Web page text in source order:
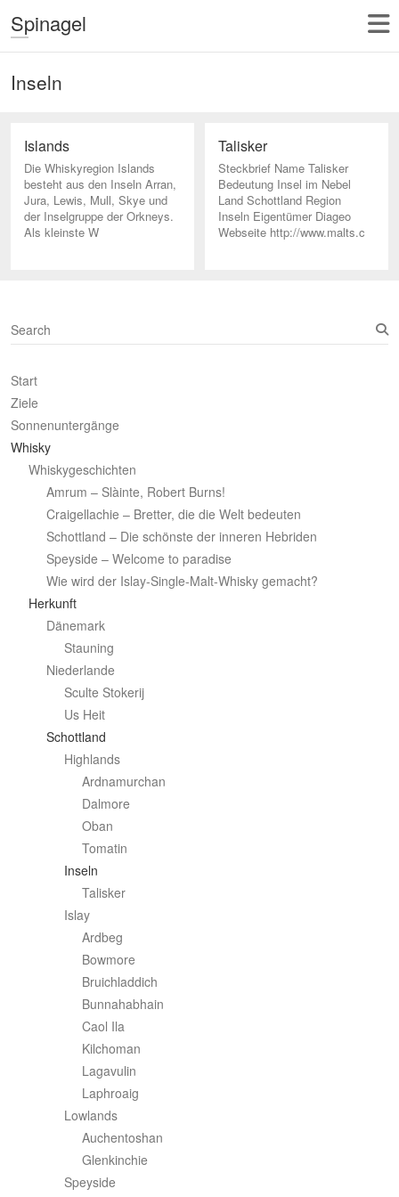
Spinagel
Inseln
Islands
Die Whiskyregion Islands
besteht aus den Inseln Arran,
Jura, Lewis, Mull, Skye und
der Inselgruppe der Orkneys.
Als kleinste W
Talisker
Steckbrief Name Talisker
Bedeutung Insel im Nebel
Land Schottland Region
Inseln Eigentümer Diageo
Webseite http://www.malts.c
S
e
r
c
h
Start
Ziele
Sonnenuntergänge
Whisky
Whiskygeschichten
Amrum – Slàinte, Robert Burns!
Craigellachie – Bretter, die die Welt bedeuten
Schottland – Die schönste der inneren Hebriden
Speyside – Welcome to paradise
Wie wird der Islay-Single-Malt-Whisky gemacht?
Herkunft
Dänemark
Stauning
Niederlande
Sculte Stokerij
Us Heit
Schottland
Highlands
Ardnamurchan
Dalmore
Oban
Tomatin
Inseln
Talisker
Islay
Ardbeg
Bowmore
Bruichladdich
Bunnahabhain
Caol Ila
Kilchoman
Lagavulin
Laphroaig
Lowlands
Auchentoshan
Glenkinchie
Speyside